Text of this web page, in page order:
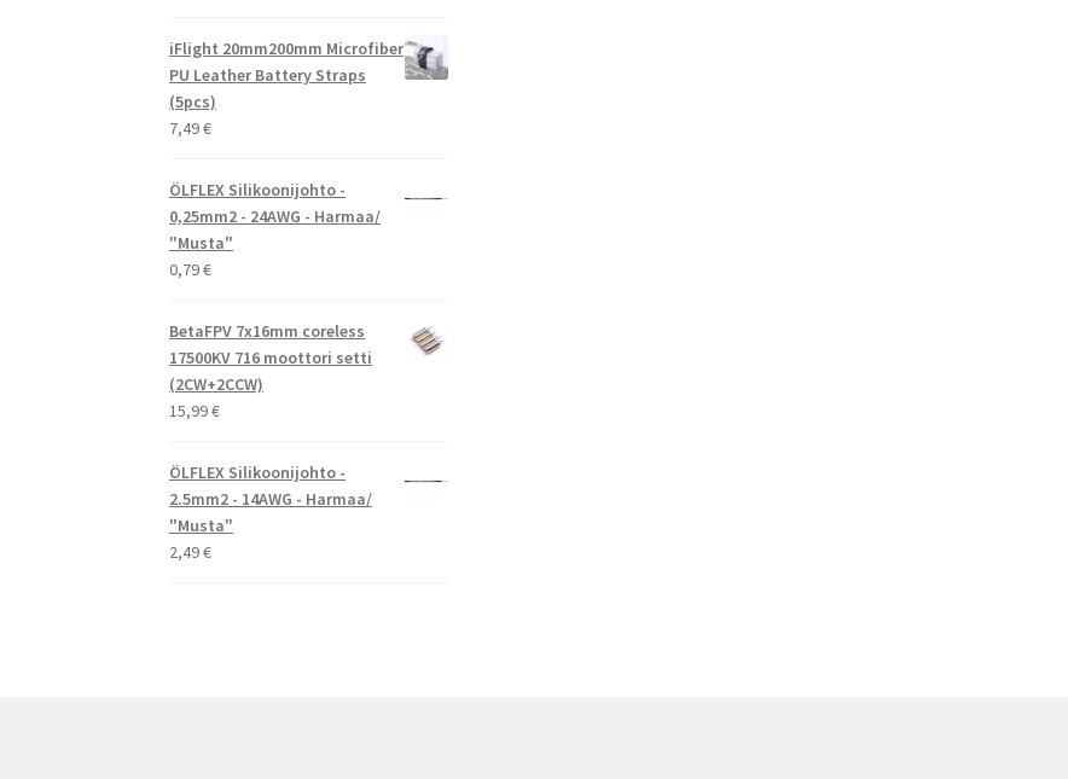
iFlight 20mm200mm Microfiber
PU Leather Battery Straps
(5pcs)
7,49€
ÖLFLEX Silikoonijohto -
0,25mm2 - 24AWG - Harmaa/
"Musta"
0,79€
BetaFPV 7x16mm coreless
17500KV 716 moottori setti
(2CW+2CCW)
15,99€
ÖLFLEX Silikoonijohto -
2.5mm2 - 14AWG - Harmaa/
"Musta"
2,49€